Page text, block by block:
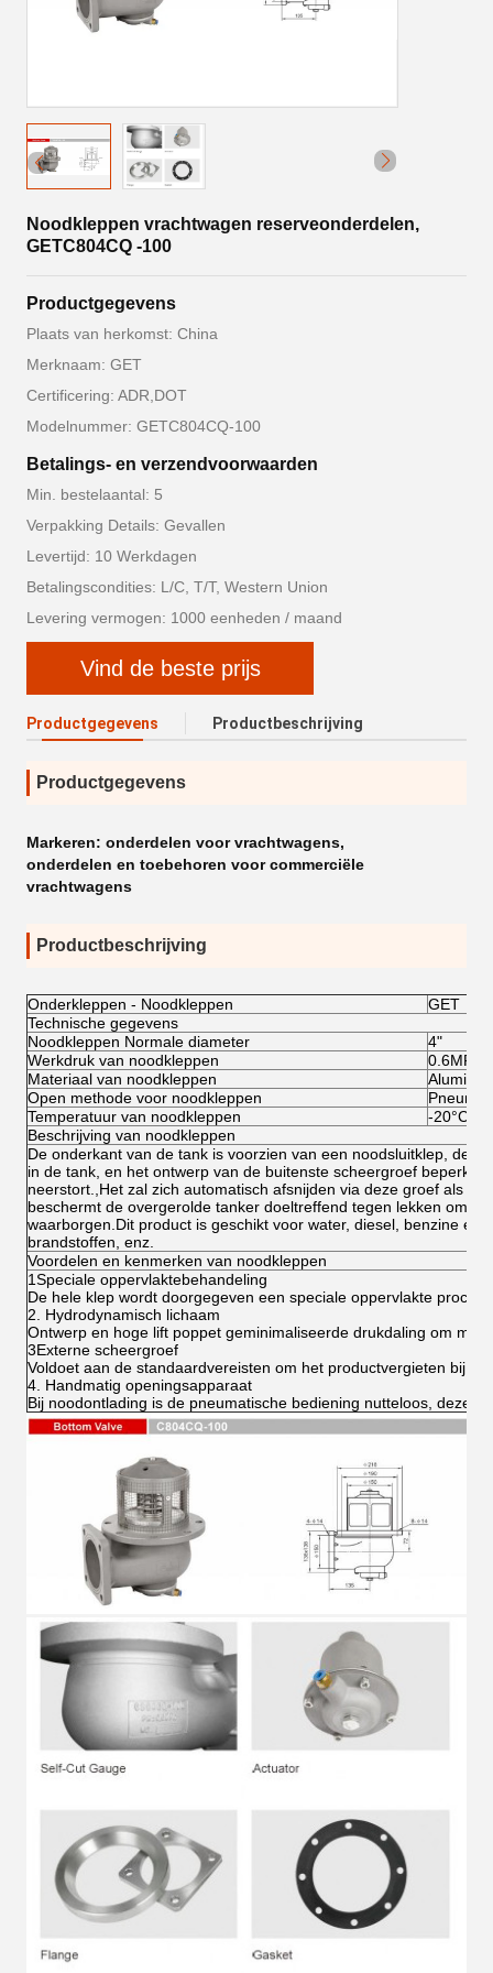
Noodkleppen vrachtwagen reserveonderdelen,
GETC804CQ -100
Productgegevens
Plaats van herkomst: China
Merknaam: GET
Certificering: ADR,DOT
Modelnummer: GETC804CQ-100
Betalings- en verzendvoorwaarden
Min. bestelaantal: 5
Verpakking Details: Gevallen
Levertijd: 10 Werkdagen
Betalingscondities: L/C, T/T, Western Union
Levering vermogen: 1000 eenheden / maand
Vind de beste prijs
Productgegevens Productbeschrijving
Productgegevens
Markeren: onderdelen voor vrachtwagens,
onderdelen en toebehoren voor commerciële
vrachtwagens
Productbeschrijving
Onderkleppen - Noodkleppen
GET
Technische gegevens
Noodkleppen Normale diameter
4"
Werkdruk van noodkleppen
0.6MPa
Materiaal van noodkleppen
Open methode voor noodkleppen
Temperatuur van noodkleppen
-20°C
Beschrijving van noodkleppen
De onderkant van de tank is voorzien van een noodsluitklep, de
in de tank, en het ontwerp van de buitenste scheergroef beperkt
neerstort.,Het zal zich automatisch afsnijden via deze groef als
beschermt de overgerolde tanker doeltreffend tegen lekken om
waarborgen.Dit product is geschikt voor water, diesel, benzine en
brandstoffen, enz.
Voordelen en kenmerken van noodkleppen
1Speciale oppervlaktebehandeling
De hele klep wordt doorgegeven een speciale oppervlakte
2. Hydrodynamisch lichaam
Ontwerp en hoge lift poppet geminimaliseerde drukdaling om
3Externe scheergroef
Voldoet aan de standaardvereisten om het productvergieten bij
4. Handmatig openingsapparaat
Bij noodontlading is de pneumatische bediening nutteloos, deze